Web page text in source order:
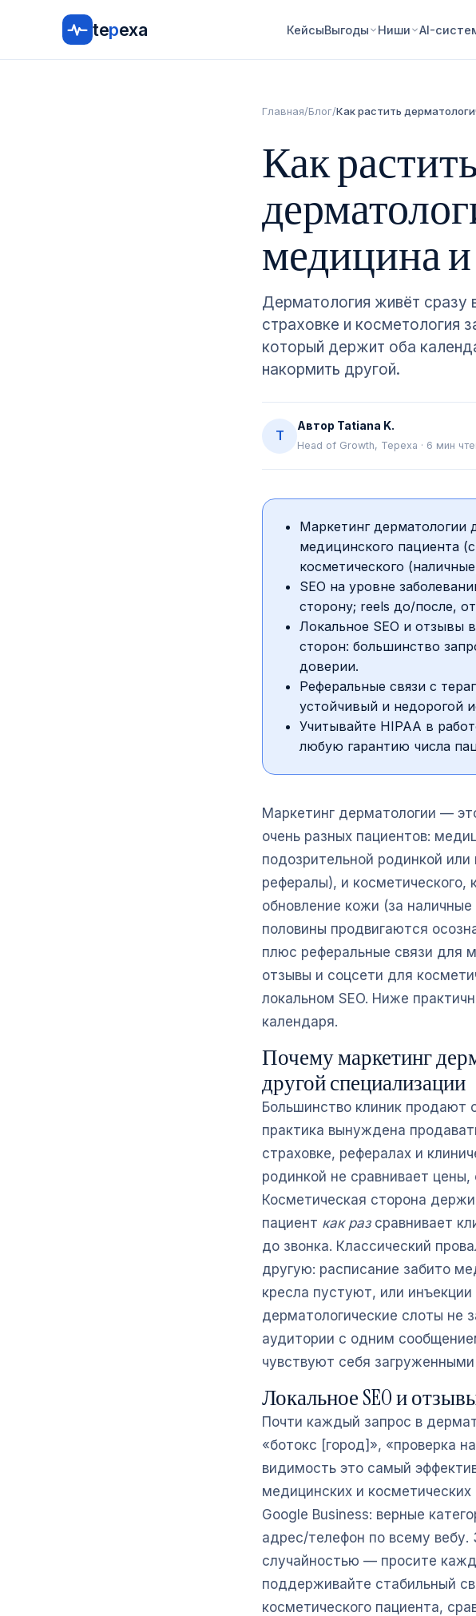
tepexa КейсыВыгоды Ниши AI-
Главная/Блог/Как растить
Как растить
медицина
Дерматология живёт
страховке и косметология
который держит оба
накормить другой.
T
Автор Tatiana K.
Head of Growth, Tepexa · 6 мин
Маркетинг дерматологии
медицинского пациента
косметического
SEO на уровне
сторону; reels до/после,
Локальное SEO и отзывы
сторон: большинство
доверии.
Реферальные связи с
устойчивый и недорогой
Учитывайте HIPAA в
любую гарантию числа
Маркетинг дерматологии —
очень разных пациентов:
подозрительной родинкой
рефералы), и косметического,
обновление кожи (за
половины продвигаются
плюс реферальные связи для
отзывы и соцсети для
локальном SEO. Ниже
календаря.
Почему маркетинг
другой специализации
Большинство клиник продают
практика вынуждена
страховке, рефералах и
родинкой не сравнивает
Косметическая сторона
пациент как разсравнивает
до звонка. Классический
другую: расписание забито
кресла пустуют, или
дерматологические слоты не
аудитории с одним
чувствуют себя
Локальное SEO и
Почти каждый запрос в
«ботокс [город]», «проверка
видимость это самый
медицинских и косметических
Google Business: верные
адрес/телефон по всему
случайностью — просите
поддерживайте стабильный
косметического пациента,